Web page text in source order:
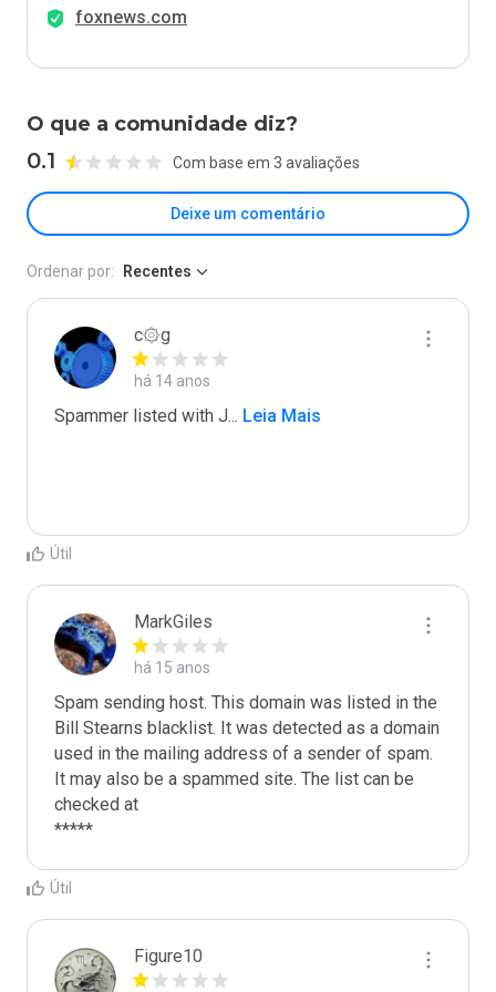
foxnews.com
O que a comunidade diz?
0.1 Com base em 3 avaliações
Deixe um comentário
Ordenar por: Recentes
c۞g
há 14 anos
Spammer listed with J... Leia Mais
Útil
MarkGiles
há 15 anos
Spam sending host. This domain was listed in the
Bill Stearns blacklist. It was detected as a domain
used in the mailing address of a sender of spam.
It may also be a spammed site. The list can be
checked at
Útil
Figure10